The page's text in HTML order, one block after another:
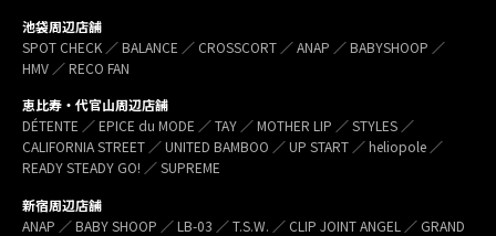
池袋周辺店舗
SPOT CHECK ／ BALANCE ／ CROSSCORT ／ ANAP ／ BABYSHOOP ／
HMV ／ RECO FAN
恵比寿・代官山周辺店舗
DÉTENTE ／ EPICE du MODE ／ TAY ／ MOTHER LIP ／ STYLES ／
CALIFORNIA STREET ／ UNITED BAMBOO ／ UP START ／ heliopole ／
READY STEADY GO! ／ SUPREME
新宿周辺店舗
ANAP ／ BABY SHOOP ／ LB-03 ／ T.S.W. ／ CLIP JOINT ANGEL ／ GRAND